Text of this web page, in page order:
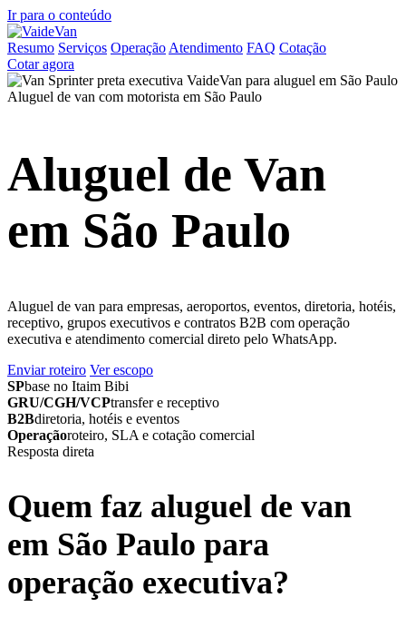
Ir para o conteúdo
Resumo Serviços Operação Atendimento FAQ Cotação
Cotar agora
Aluguel de van com motorista em São Paulo
Aluguel de Van
em São Paulo
Aluguel de van para empresas, aeroportos, eventos, diretoria, hotéis,
receptivo, grupos executivos e contratos B2B com operação
executiva e atendimento comercial direto pelo WhatsApp.
Enviar roteiro Ver escopo
SPbase no Itaim Bibi
GRU/CGH/VCPtransfer e receptivo
B2Bdiretoria, hotéis e eventos
Operaçãoroteiro, SLA e cotação comercial
Resposta direta
Quem faz aluguel de van
em São Paulo para
operação executiva?